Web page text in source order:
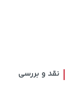
نقد و بررسی